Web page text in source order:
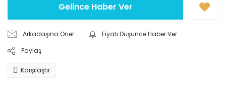
Gelince Haber Ver
Arkadaşına Öner
Fiyatı Düşünce Haber Ver
Paylaş
Karşılaştır